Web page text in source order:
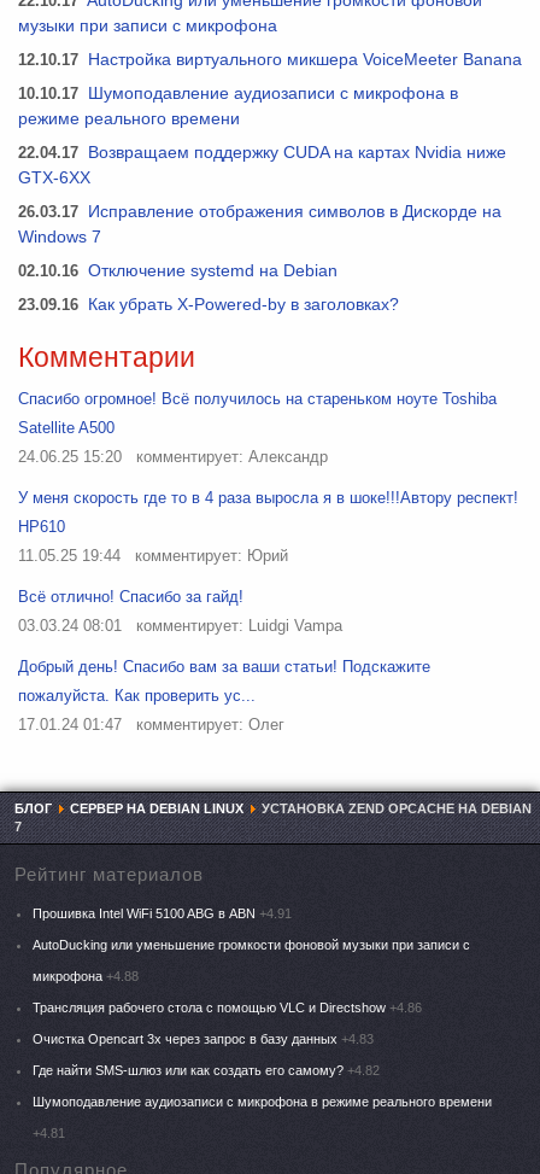
музыки при записи с микрофона
12.10.17 Настройка виртуального микшера VoiceMeeter Banana
10.10.17 Шумоподавление аудиозаписи с микрофона в
режиме реального времени
22.04.17 Возвращаем поддержку CUDA на картах Nvidia ниже
GTX-6XX
26.03.17 Исправление отображения символов в Дискорде на
Windows 7
02.10.16 Отключение systemd на Debian
23.09.16 Как убрать X-Powered-by в заголовках?
Комментарии
Спасибо огромное! Всё получилось на стареньком ноуте Toshiba
Satellite A500
24.06.25 15:20 комментирует: Александр
У меня скорость где то в 4 раза выросла я в шоке!!!Автору респект!
HP610
11.05.25 19:44 комментирует: Юрий
Всё отлично! Спасибо за гайд!
03.03.24 08:01
комментирует: Luidgi Vampa
Добрый день! Спасибо вам за ваши статьи! Подскажите
пожалуйста. Как проверить ус...
17.01.24 01:47 комментирует: Олег
БЛОГ СЕРВЕР НА DEBIAN LINUX
УСТАНОВКА ZEND OPCACHE НА DEBIAN
7
Рейтинг материалов
Прошивка Intel WiFi 5100 ABG в ABN +4.91
AutoDucking или уменьшение громкости фоновой музыки при записи с
микрофона +4.88
Трансляция рабочего стола с помощью VLC и Directshow +4.86
Очистка Opencart 3x через запрос в базу данных +4.83
Где найти SMS-шлюз или как создать его самому? +4.82
Шумоподавление аудиозаписи с микрофона в режиме реального времени
+4.81